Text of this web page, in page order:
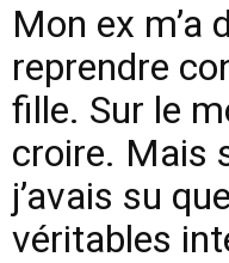
Mon ex m’a
reprendre
fille. Sur le
croire. Mais
j’avais su
véritables